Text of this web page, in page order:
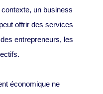
un business
offrir des services
entrepreneurs, les
économique ne